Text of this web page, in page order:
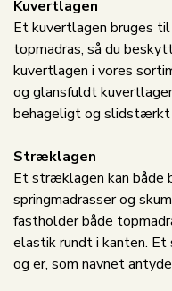
Kuvertlagen
Et kuvertlagen bruges
topmadras, så du
kuvertlagen i vores
og glansfuldt
behageligt og slidstærkt
Stræklagen
Et stræklagen kan både
springmadrasser og
fastholder både
elastik rundt i kanten.
og er, som navnet